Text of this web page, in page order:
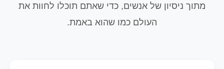
מתוך ניסיון של אנשים, כדי שאתם תוכלו לחוות את
העולם כמו שהוא באמת.